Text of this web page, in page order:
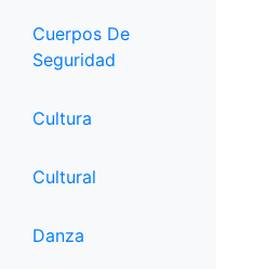
Cuerpos De
Seguridad
Cultura
Cultural
Danza